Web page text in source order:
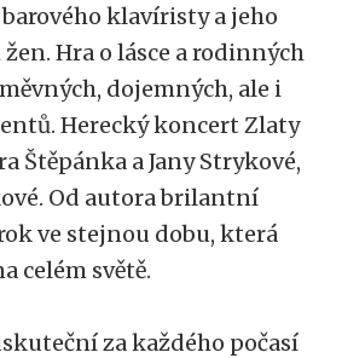
klavíristy a jeho
Hra o lásce a rodinných
dojemných, ale i
Herecký koncert Zlaty
Štěpánka a Jany Strykové,
Od autora brilantní
ve stejnou dobu, která
celém světě.
za každého počasí